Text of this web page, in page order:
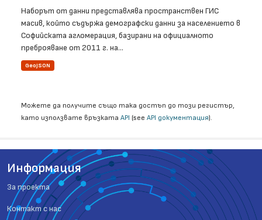
Наборът от данни представлява пространствен ГИС
масив, който съдържа демографски данни за населението в
Софийската агломерация, базирани на официалното
преброяване от 2011 г. на...
GeoJSON
Можете да получите също така достъп до този регистър,
като използвате връзката API (see API документация).
Информация
За проекта
Контакт с нас